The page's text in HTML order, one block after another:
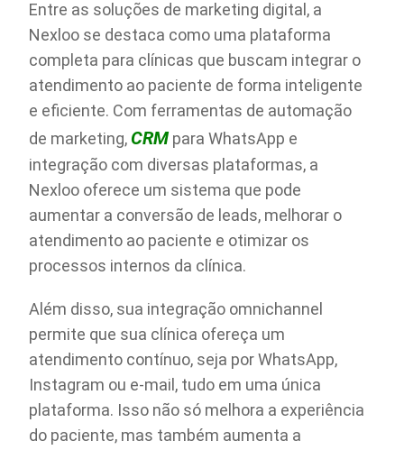
Entre as soluções de marketing digital, a
Nexloo se destaca como uma plataforma
completa para clínicas que buscam integrar o
atendimento ao paciente de forma inteligente
e eficiente. Com ferramentas de automação
de marketing, CRMpara WhatsApp e
integração com diversas plataformas, a
Nexloo oferece um sistema que pode
aumentar a conversão de leads, melhorar o
atendimento ao paciente e otimizar os
processos internos da clínica.
Além disso, sua integração omnichannel
permite que sua clínica ofereça um
atendimento contínuo, seja por WhatsApp,
Instagram ou e-mail, tudo em uma única
plataforma. Isso não só melhora a experiência
do paciente, mas também aumenta a